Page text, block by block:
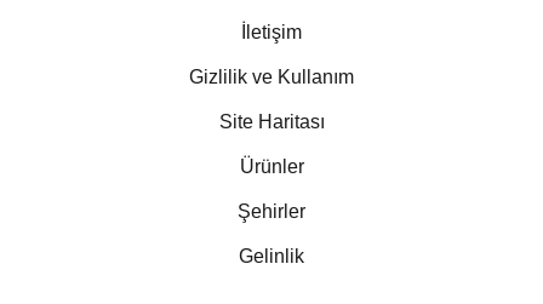
İletişim
Gizlilik ve Kullanım
Site Haritası
Ürünler
Şehirler
Gelinlik